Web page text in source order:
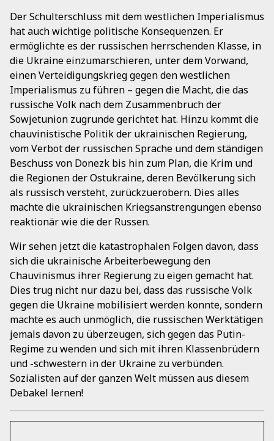
Der Schulterschluss mit dem westlichen Imperialismus
hat auch wichtige politische Konsequenzen. Er
ermöglichte es der russischen herrschenden Klasse, in
die Ukraine einzumarschieren, unter dem Vorwand,
einen Verteidigungskrieg gegen den westlichen
Imperialismus zu führen – gegen die Macht, die das
russische Volk nach dem Zusammenbruch der
Sowjetunion zugrunde gerichtet hat. Hinzu kommt die
chauvinistische Politik der ukrainischen Regierung,
vom Verbot der russischen Sprache und dem ständigen
Beschuss von Donezk bis hin zum Plan, die Krim und
die Regionen der Ostukraine, deren Bevölkerung sich
als russisch versteht, zurückzuerobern. Dies alles
machte die ukrainischen Kriegsanstrengungen ebenso
reaktionär wie die der Russen.
Wir sehen jetzt die katastrophalen Folgen davon, dass
sich die ukrainische Arbeiterbewegung den
Chauvinismus ihrer Regierung zu eigen gemacht hat.
Dies trug nicht nur dazu bei, dass das russische Volk
gegen die Ukraine mobilisiert werden konnte, sondern
machte es auch unmöglich, die russischen Werktätigen
jemals davon zu überzeugen, sich gegen das Putin-
Regime zu wenden und sich mit ihren Klassenbrüdern
und -schwestern in der Ukraine zu verbünden.
Sozialisten auf der ganzen Welt müssen aus diesem
Debakel lernen!